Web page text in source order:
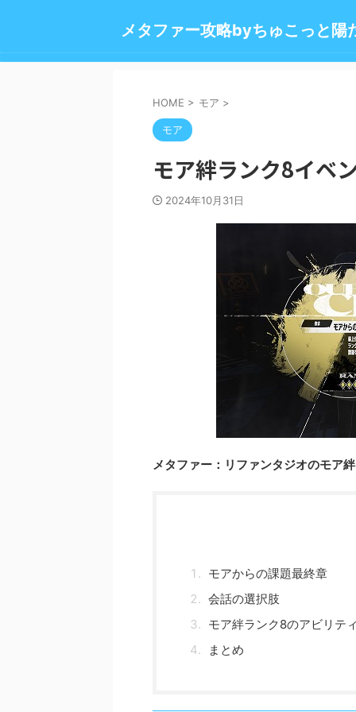
メタファー攻略byちゅこっと陽
HOME > モア >
モア
モア絆ランク8イベ
2024年10月31日
メタファー：リファンタジオのモア
モアからの課題最終章
会話の選択肢
モア絆ランク8のアビリテ
まとめ